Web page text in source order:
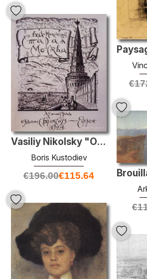
€
Vasiliy Nikolsky "Old Moscou"
Boris Kustodiev
€196.00€115.64
€